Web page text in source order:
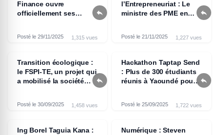
Finance ouvre
officiellement ses
Posté le 29/11/2025 1,315 vues

l’Entrepreneuriat : Le
ministre des PME en
entrepreneurial Les
Posté le 21/11/2025 1,227 vues

Transition écologique :
le FSPI-TE, un projet qui
a mobilisé la société
Posté le 30/09/2025 1,458 vues

Hackathon Taptap Send
: Plus de 300 étudiants
réunis à Yaoundé pour
Posté le 25/09/2025 1,722 vues

Ing Borel Taguia Kana :
Numérique : Steven